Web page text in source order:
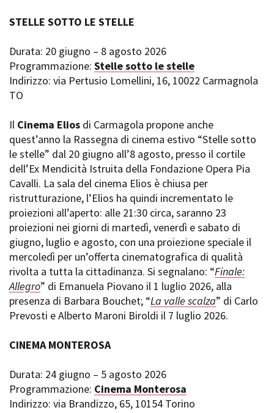
STELLE SOTTO LE STELLE
Durata: 20 giugno – 8 agosto 2026
Programmazione: Stelle sotto le stelle
Indirizzo: via Pertusio Lomellini, 16, 10022 Carmagnola
TO
Il Cinema Elios di Carmagola propone anche
quest’anno la Rassegna di cinema estivo “Stelle sotto
le stelle” dal 20 giugno all’8 agosto, presso il cortile
dell’Ex Mendicità Istruita della Fondazione Opera Pia
Cavalli. La sala del cinema Elios è chiusa per
ristrutturazione, l’Elios ha quindi incrementato le
proiezioni all’aperto: alle 21:30 circa, saranno 23
proiezioni nei giorni di martedì, venerdì e sabato di
giugno, luglio e agosto, con una proiezione speciale il
mercoledì per un’offerta cinematografica di qualità
rivolta a tutta la cittadinanza. Si segnalano: “Finale:
Allegro” di Emanuela Piovano il 1 luglio 2026, alla
presenza di Barbara Bouchet; “La valle scalza” di Carlo
Prevosti e Alberto Maroni Biroldi il 7 luglio 2026.
CINEMA MONTEROSA
Durata: 24 giugno – 5 agosto 2026
Programmazione: Cinema Monterosa
Indirizzo: via Brandizzo, 65, 10154 Torino